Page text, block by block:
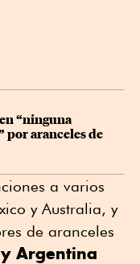
“ninguna
por aranceles de
a varios
y Australia, y
de aranceles
Argentina